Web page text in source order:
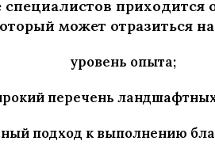
может отразиться
уровень опыта;
перечень
подход к выполнению